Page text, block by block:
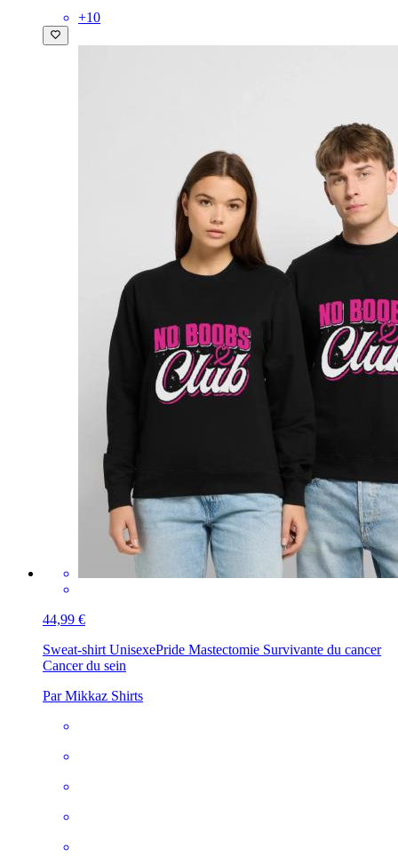
+10
44,99 €
Sweat-shirt UnisexePride Mastectomie Survivante du cancer
Cancer du sein
Par Mikkaz Shirts